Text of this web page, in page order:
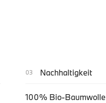
Nachhaltigkeit
100% Bio-Baumwolle